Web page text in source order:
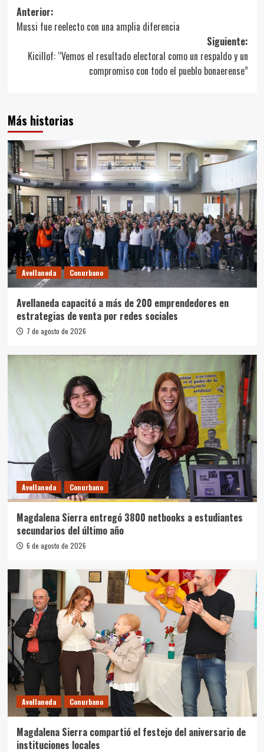
Navegación
de
entradas
Anterior:
Mussi fue reelecto con una amplia diferencia
Siguiente:
Kicillof: “Vemos el resultado electoral como un respaldo y un
compromiso con todo el pueblo bonaerense”
Más historias
Avellaneda Conurbano
Avellaneda capacitó a más de 200 emprendedores en
estrategias de venta por redes sociales
7 de agosto de 2026
Avellaneda Conurbano
Magdalena Sierra entregó 3800 netbooks a estudiantes
secundarios del último año
6 de agosto de 2026
Avellaneda Conurbano
Magdalena Sierra compartió el festejo del aniversario de
instituciones locales